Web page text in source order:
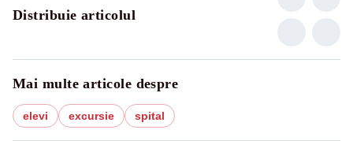
Distribuie articolul
Mai multe articole despre
elevi excursie spital